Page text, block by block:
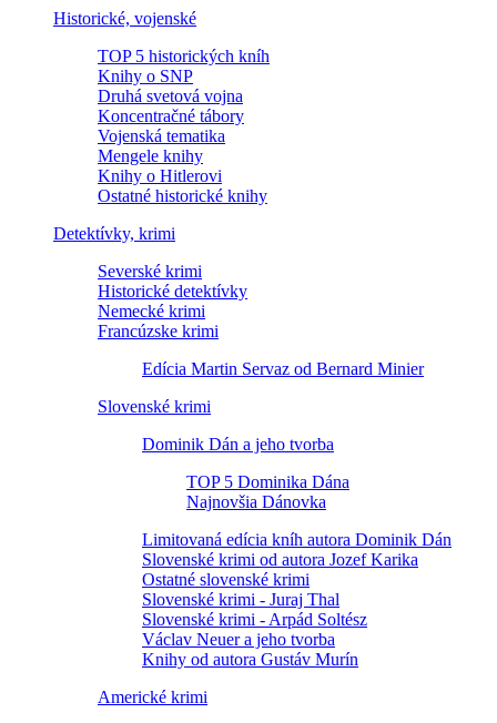
Historické, vojenské
TOP 5 historických kníh
Knihy o SNP
Druhá svetová vojna
Koncentračné tábory
Vojenská tematika
Mengele knihy
Knihy o Hitlerovi
Ostatné historické knihy
Detektívky, krimi
Severské krimi
Historické detektívky
Nemecké krimi
Francúzske krimi
Edícia Martin Servaz od Bernard Minier
Slovenské krimi
Dominik Dán a jeho tvorba
TOP 5 Dominika Dána
Najnovšia Dánovka
Limitovaná edícia kníh autora Dominik Dán
Slovenské krimi od autora Jozef Karika
Ostatné slovenské krimi
Slovenské krimi - Juraj Thal
Slovenské krimi - Arpád Soltész
Václav Neuer a jeho tvorba
Knihy od autora Gustáv Murín
Americké krimi